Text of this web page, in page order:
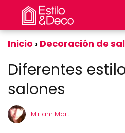
Inicio Decoración de
Diferentes
salones
Miriam Marti